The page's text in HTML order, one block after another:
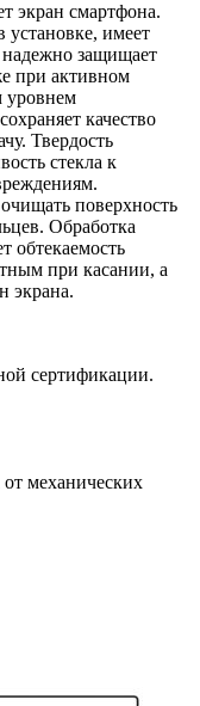
экран смартфона.
установке, имеет
защищает
при активном
уровнем
качество
Твердость
стекла к
поверхность
Обработка
обтекаемость
при касании, а
экрана.
сертификации.
механических